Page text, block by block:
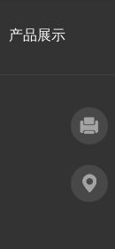
产品展示